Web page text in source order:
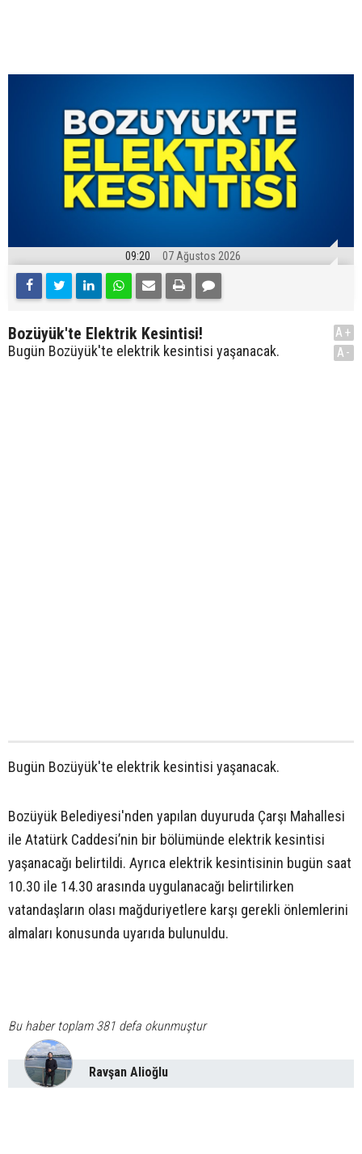
09:20 07 Ağustos 2026
Bozüyük'te Elektrik Kesintisi!
Bugün Bozüyük'te elektrik kesintisi yaşanacak.
A+
A-
Bugün Bozüyük'te elektrik kesintisi yaşanacak.
Bozüyük Belediyesi'nden yapılan duyuruda Çarşı Mahallesi
ile Atatürk Caddesi’nin bir bölümünde elektrik kesintisi
yaşanacağı belirtildi. Ayrıca elektrik kesintisinin bugün saat
10.30 ile 14.30 arasında uygulanacağı belirtilirken
vatandaşların olası mağduriyetlere karşı gerekli önlemlerini
almaları konusunda uyarıda bulunuldu.
Bu haber toplam 381 defa okunmuştur
Ravşan Alioğlu